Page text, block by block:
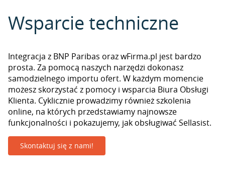
Wsparcie techniczne
Integracja z BNP Paribas oraz wFirma.pl jest bardzo
prosta. Za pomocą naszych narzędzi dokonasz
samodzielnego importu ofert. W każdym momencie
możesz skorzystać z pomocy i wsparcia Biura Obsługi
Klienta. Cyklicznie prowadzimy również szkolenia
online, na których przedstawiamy najnowsze
funkcjonalności i pokazujemy, jak obsługiwać Sellasist.
Skontaktuj się z nami!